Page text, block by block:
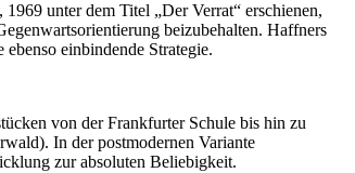
unter dem Titel „Der Verrat“ erschienen,
beizubehalten. Haffners
einbindende Strategie.
von der Frankfurter Schule bis hin zu
In der postmodernen Variante
zur absoluten Beliebigkeit.